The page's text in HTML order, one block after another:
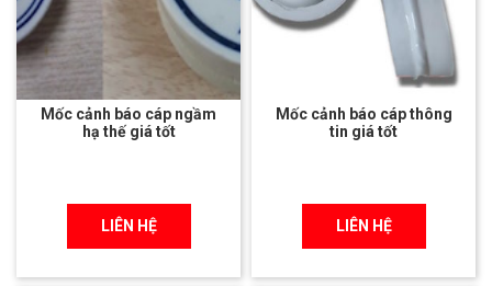
Mốc cảnh báo cáp ngầm
hạ thế giá tốt
LIÊN HỆ
Mốc cảnh báo cáp thông
tin giá tốt
LIÊN HỆ